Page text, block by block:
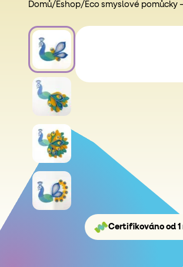
Domů/ Eshop/ Eco smyslové
Certifikováno od 1